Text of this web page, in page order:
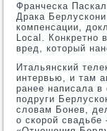
Франческа
Драка
компенсации,
Local. Конкретно
вред, который
Итальянский
интервью, и там
ранее написала в
подруги
словам Бонев,
о скорой свадьбе